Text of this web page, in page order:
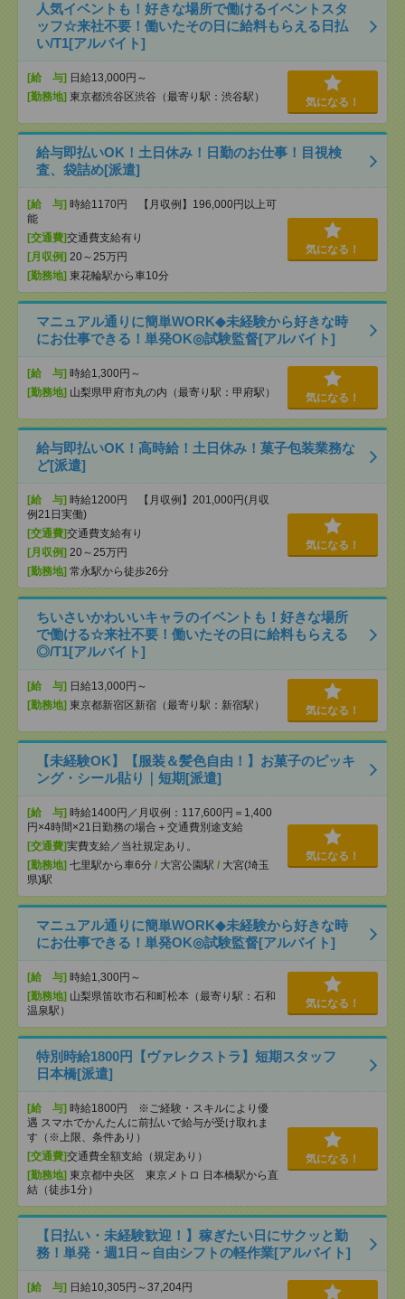
人気イベントも！好きな場所で働けるイベントスタ
ッフ☆来社不要！働いたその日に給料もらえる日払
い/T1[アルバイト]
[給 与] 日給13,000円～
[勤務地] 東京都渋谷区渋谷（最寄り駅：渋谷駅） 気になる！
給与即払いOK！土日休み！日勤のお仕事！目視検
査、袋詰め[派遣]
[給 与] 時給1170円 【月収例】196,000円以上可
能
[交通費]交通費支給有り
[月収例] 20～25万円
[勤務地] 東花輪駅から車10分
気になる！
マニュアル通りに簡単WORK◆未経験から好きな時
にお仕事できる！単発OK◎試験監督[アルバイト]
[給 与] 時給1,300円～
[勤務地] 山梨県甲府市丸の内（最寄り駅：甲府駅） 気になる！
給与即払いOK！高時給！土日休み！菓子包装業務な
ど[派遣]
[給 与] 時給1200円 【月収例】201,000円(月収
例21日実働)
[交通費]交通費支給有り
[月収例] 20～25万円
[勤務地] 常永駅から徒歩26分
気になる！
ちいさいかわいいキャラのイベントも！好きな場所
で働ける☆来社不要！働いたその日に給料もらえる
◎/T1[アルバイト]
[給 与] 日給13,000円～
[勤務地] 東京都新宿区新宿（最寄り駅：新宿駅） 気になる！
【未経験OK】【服装＆髪色自由！】お菓子のピッキ
ング・シール貼り｜短期[派遣]
[給 与] 時給1400円／月収例：117,600円＝1,400
円×4時間×21日勤務の場合＋交通費別途支給
[交通費]実費支給／当社規定あり。
[勤務地] 七里駅から車6分 / 大宮公園駅 / 大宮(埼玉
県)駅
気になる！
マニュアル通りに簡単WORK◆未経験から好きな時
にお仕事できる！単発OK◎試験監督[アルバイト]
[給 与] 時給1,300円～
[勤務地] 山梨県笛吹市石和町松本（最寄り駅：石和
温泉駅）
気になる！
特別時給1800円【ヴァレクストラ】短期スタッフ
日本橋[派遣]
[給 与] 時給1800円 ※ご経験・スキルにより優
遇 スマホでかんたんに前払いで給与が受け取れま
す（※上限、条件あり）
[交通費]交通費全額支給（規定あり）
[勤務地] 東京都中央区 東京メトロ 日本橋駅から直
結（徒歩1分）
気になる！
【日払い・未経験歓迎！】稼ぎたい日にサクッと勤
務！単発・週1日～自由シフトの軽作業[アルバイト]
[給 与] 日給10,305円～37,204円